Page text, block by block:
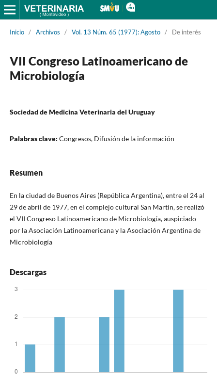
Inicio / Archivos / Vol. 13 Núm. 65 (1977): Agosto / De interés
VII Congreso Latinoamericano de
Microbiología
Sociedad de Medicina Veterinaria del Uruguay
Palabras clave: Congresos, Difusión de la información
Resumen
En la ciudad de Buenos Aires (República Argentina), entre el 24 al
29 de abril de 1977, en el complejo cultural San Martín, se realizó
el VII Congreso Latinoamericano de Microbiología, auspiciado
por la Asociación Latinoamericana y la Asociación Argentina de
Microbiología
Descargas